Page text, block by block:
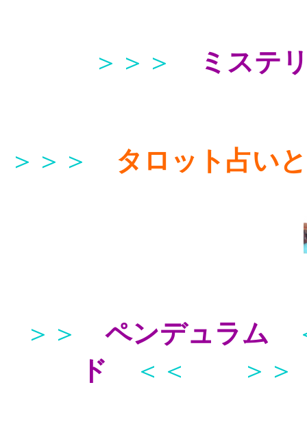
＞＞＞ ミステ
＞＞＞ タロット占い
＞＞ ペンデュラム
ド
＜＜ ＞＞